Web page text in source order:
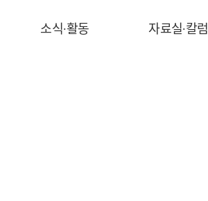
소식∙활동 자료실∙칼럼